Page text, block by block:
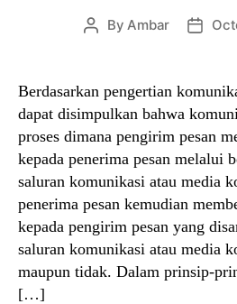
PostByAmbar
Post
Berdasarkan pengertian
dapat disimpulkan bahwa
proses dimana pengirim pesan
kepada penerima pesan melalui
saluran komunikasi atau media
penerima pesan kemudian
kepada pengirim pesan yang
saluran komunikasi atau media
maupun tidak. Dalam prinsip-
[…]